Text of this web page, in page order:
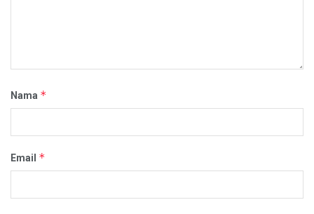
Nama *
Email *